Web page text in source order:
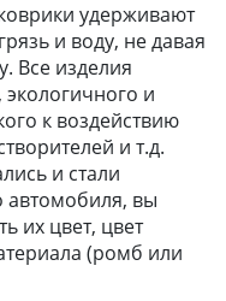
удерживают
и воду, не давая
Все изделия
экологичного и
к воздействию
и т.д.
и стали
автомобиля, вы
их цвет, цвет
(ромб или